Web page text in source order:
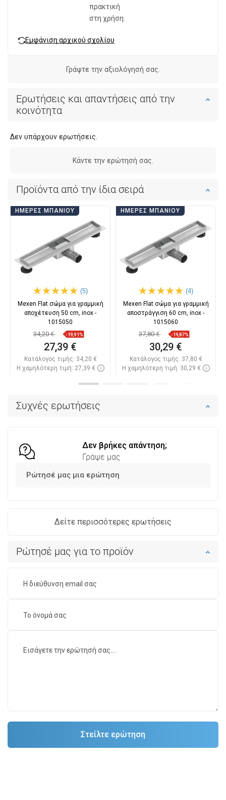
Συχνές ερωτήσεις
Δεν βρήκες απάντηση;
Γράψε μας
Ρώτησέ μας μια ερώτηση
Δείτε περισσότερες ερωτήσεις
πρακτική
στη χρήση.
Εμφάνιση αρχικού σχολίου
Γράψτε την αξιολόγησή σας.
Ερωτήσεις και απαντήσεις από την
κοινότητα
Δεν υπάρχουν ερωτήσεις.
Κάντε την ερώτησή σας.
Ρώτησέ μας για το προϊόν
Προϊόντα από την ίδια σειρά
ΗΜΈΡΕΣ ΜΠΆΝΙΟΥ
(5)
Mexen Flat σώμα για γραμμική
αποχέτευση 50 cm, inox -
1015050
34,20 € -19,91%
27,39 €
Κατάλογος τιμής: 34,20 €
Η χαμηλότερη τιμή: 27,39 €
ΗΜΈΡΕΣ ΜΠΆΝΙΟΥ
(4)
Mexen Flat σώμα για γραμμική
αποστράγγιση 60 cm, inox -
1015060
37,80 € -19,87%
30,29 €
Κατάλογος τιμής: 37,80 €
Η χαμηλότερη τιμή: 30,29 €